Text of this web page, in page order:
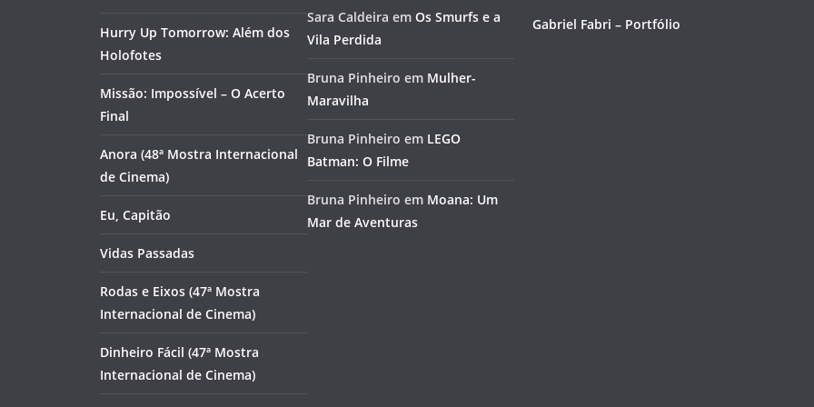
Hurry Up Tomorrow: Além dos
Holofotes
Missão: Impossível – O Acerto
Final
Anora (48ª Mostra Internacional
de Cinema)
Eu, Capitão
Vidas Passadas
Rodas e Eixos (47ª Mostra
Internacional de Cinema)
Dinheiro Fácil (47ª Mostra
Internacional de Cinema)
Sara Caldeira em Os Smurfs e a
Vila Perdida
Bruna Pinheiro em Mulher-
Maravilha
Bruna Pinheiro em LEGO
Batman: O Filme
Bruna Pinheiro em Moana: Um
Mar de Aventuras
Gabriel Fabri – Portfólio